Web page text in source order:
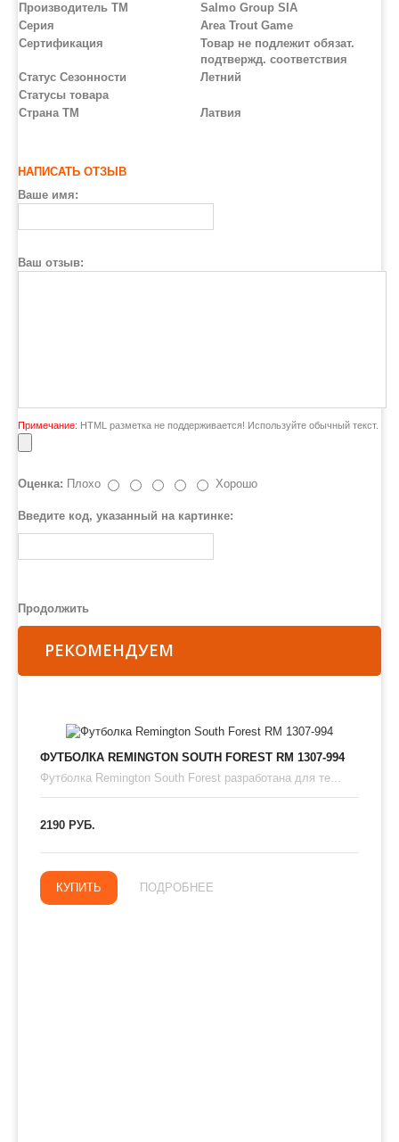
Производитель ТМ
Salmo Group SIA
Серия
Area Trout Game
Сертификация
Товар не подлежит обязат.
подтвержд. соответствия
Статус Сезонности
Летний
Статусы товара
Страна ТМ
Латвия
НАПИСАТЬ ОТЗЫВ
Ваше имя:
Ваш отзыв:
Примечание: HTML разметка не поддерживается! Используйте обычный текст.
Оценка: Плохо Хорошо
Введите код, указанный на картинке:
Продолжить
РЕКОМЕНДУЕМ
ФУТБОЛКА REMINGTON SOUTH FOREST RM 1307-994
Футболка Remington South Forest разработана для те...
2190 РУБ.
КУПИТЬ ПОДРОБНЕЕ